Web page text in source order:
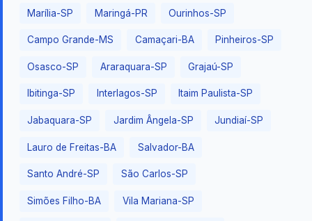
Marília-SP Maringá-PR Ourinhos-SP
Campo Grande-MS Camaçari-BA Pinheiros-SP
Osasco-SP Araraquara-SP Grajaú-SP
Ibitinga-SP Interlagos-SP Itaim Paulista-SP
Jabaquara-SP Jardim Ângela-SP Jundiaí-SP
Lauro de Freitas-BA Salvador-BA
Santo André-SP São Carlos-SP
Simões Filho-BA Vila Mariana-SP